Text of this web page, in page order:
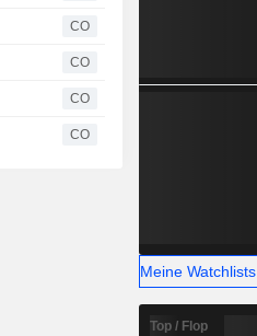
CO
CO
CO
CO
Meine Watchlists
Top / Flop